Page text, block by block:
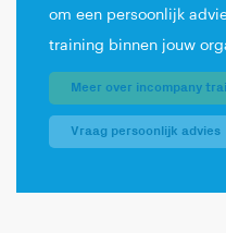
om een persoonlijk
training binnen jouw
Meer over incompany
Vraag persoonlijk advies